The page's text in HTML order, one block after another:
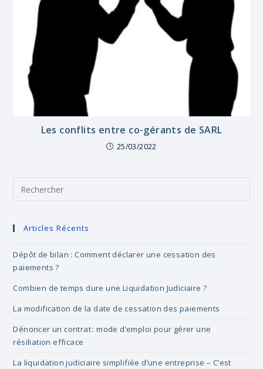
Les conflits entre co-gérants de SARL
25/03/2022
Articles Récents
Dépôt de bilan : Comment déclarer une cessation des
paiements ?
Combien de temps dure une Liquidation Judiciaire ?
La modification de la date de cessation des paiements
Dénoncer un contrat : mode d’emploi pour gérer une
résiliation efficace
La liquidation judiciaire simplifiée d’une entreprise – C’est